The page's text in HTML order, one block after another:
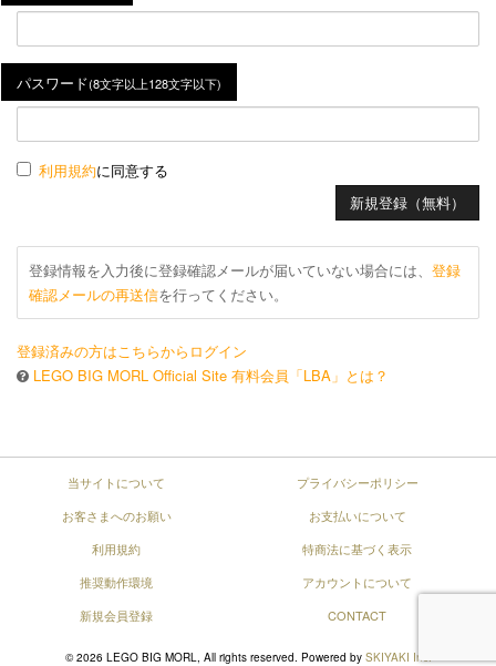
パスワード(8文字以上128文字以下)
利用規約に同意する
登録情報を入力後に登録確認メールが届いていない場合には、 登録
確認メールの再送信を行ってください。
登録済みの方はこちらからログイン
LEGO BIG MORL Official Site 有料会員「LBA」とは？
当サイトについて
プライバシーポリシー
お客さまへのお願い
お支払いについて
利用規約
特商法に基づく表示
推奨動作環境
アカウントについて
新規会員登録
CONTACT
© 2026 LEGO BIG MORL, All rights reserved. Powered by SKIYAKI Inc.